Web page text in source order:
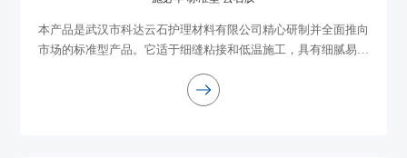
本产品是武汉市科达云石护理材料有限公司精心研制并全面推向
市场的标准型产品。它适于细缝粘接和低温施工，具有细腻易调
挂、不渗油等优点。它适用于要求较高...